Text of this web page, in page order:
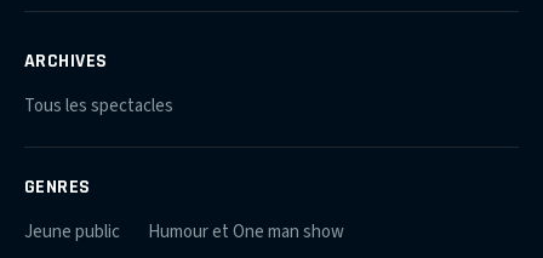
ARCHIVES
Tous les spectacles
GENRES
Jeune public
Humour et One man show